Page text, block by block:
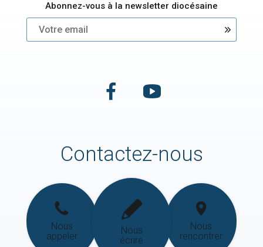
Abonnez-vous à la newsletter diocésaine
Contactez-nous
Nous
appeler
Nous
écrire
Nous
rencontrer